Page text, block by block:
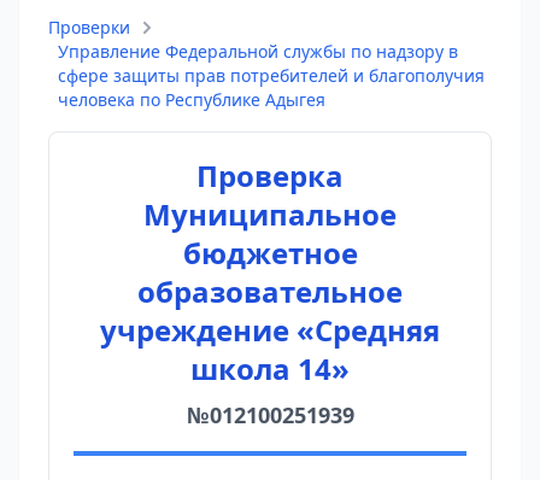
Проверки
Управление Федеральной службы по надзору в
сфере защиты прав потребителей и благополучия
человека по Республике Адыгея
Проверка
Муниципальное
бюджетное
образовательное
учреждение «Средняя
школа 14»
№012100251939